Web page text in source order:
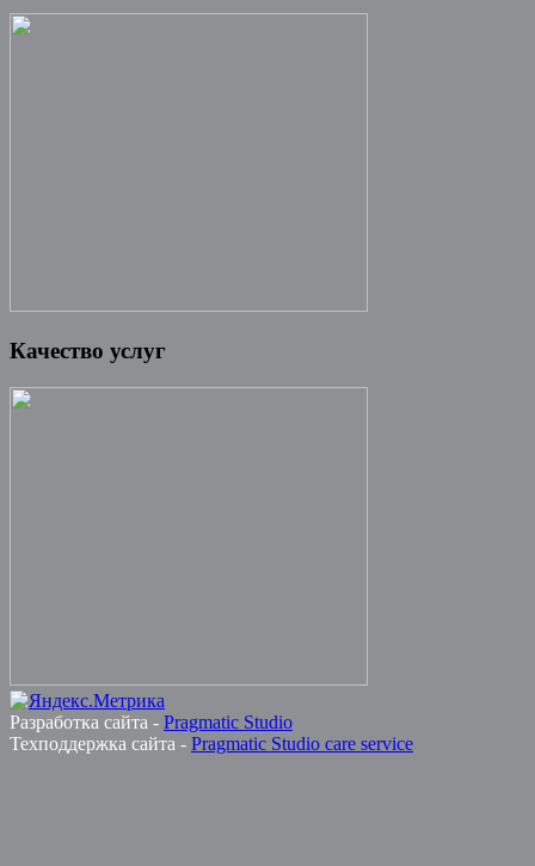
Качество услуг
Разработка сайта - Pragmatic Studio
Техподдержка сайта - Pragmatic Studio care service